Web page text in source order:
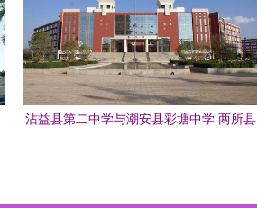
沾益县第二中学与潮安县彩塘中学 两所县